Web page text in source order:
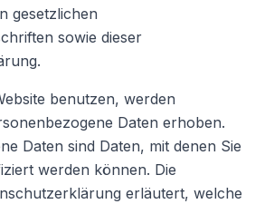
gesetzlichen
sowie dieser
benutzen, werden
Daten erhoben.
Daten sind Daten, mit denen Sie
werden können. Die
erläutert, welche